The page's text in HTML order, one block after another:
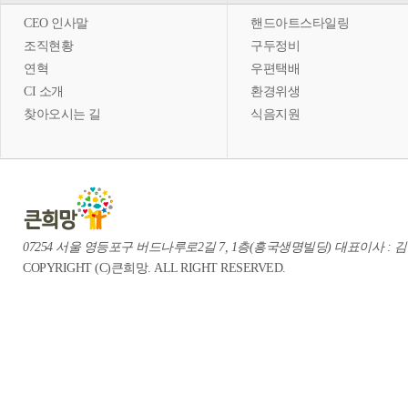
CEO 인사말
조직현황
연혁
CI 소개
찾아오시는 길
핸드아트스타일링
구두정비
우편택배
환경위생
식음지원
07254 서울 영등포구 버드나루로2길 7, 1층(흥국생명빌딩) 대표이사 : 김
COPYRIGHT (C)큰희망. ALL RIGHT RESERVED.